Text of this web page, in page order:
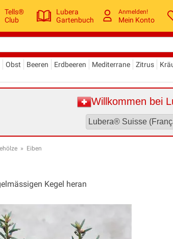
Tells®
Club
Lubera
Gartenbuch
Anmelden!
Mein Konto
Obst Beeren Erdbeeren Mediterrane Zitrus
Willkommen bei
» Eiben
Kegel heran